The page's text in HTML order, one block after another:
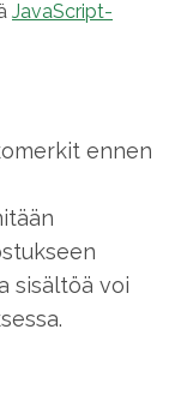
JavaScript-
ennen
sisältöä voi